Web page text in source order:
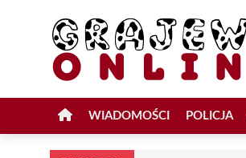
WIADOMOŚCI POLICJA